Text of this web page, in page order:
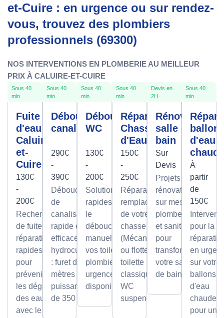
et-Cuire : en urgence ou sur rendez-
vous, trouvez des plombiers
professionnels (69300)
NOS INTERVENTIONS EN PLOMBERIE AU MEILLEUR
PRIX À CALUIRE-ET-CUIRE
Sous 40
min
Fuite
d'eau
Caluire-
et-
Cuire
130€
-
200€
Recherche
de fuite et
réparation
rapides
pour
prévenir
les dégâts
des eaux
avec le
Sous 40
min
Débouchage
canalisation
290€
-
390€
Débouchage
de
canalisation
rapide et
efficace par
hydrocurage
: furet de 100
mètres et
puissance
de 350 bars.
Sous 40
min
Débouchage
WC
130€
-
200€
Solutions
rapides pour
le
débouchage
manuel de
vos toilettes,
plombier en
urgence
disponible.
Sous 40
min
Réparation
Chasse
d'Eau
150€
-
250€
Réparation et
remplacement
de votre
chasse d'eau
(Mécanisme
ou flotteur) sur
toilette
classique ou
WC
suspendu.
Devis en
2H
Rénovation
salle de
bain
Sur
Devis
Projets de
rénovation
sur mesure
plomberie
et sanitaire
pour
transformer
votre salle
de bain.
Sous 40
min
ballon
d'eau
À
partir
de
150€
pour la
en
sur votre
ballons
d'eau
chaude,
pour un